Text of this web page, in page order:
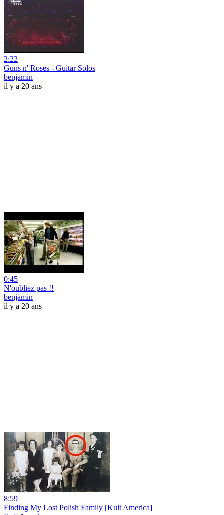
2:22
Guns n' Roses - Guitar Solos
benjamin
il y a 20 ans
0:45
N'oubliez pas !!
benjamin
il y a 20 ans
8:59
Finding My Lost Polish Family [Kult America]